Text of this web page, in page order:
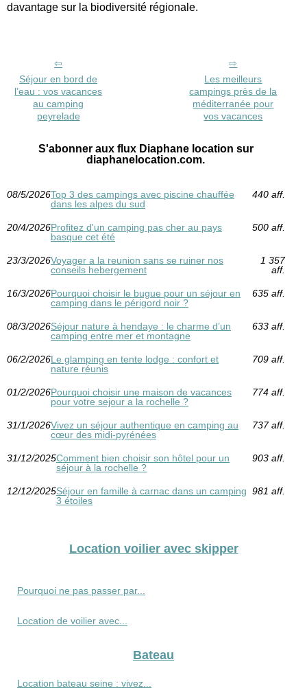
davantage sur la biodiversité régionale.
Séjour en bord de
l’eau : vos vacances
au camping
peyrelade
Les meilleurs
campings près de la
méditerranée pour
vos vacances
S'abonner aux flux Diaphane location sur
diaphanelocation.com.
08/5/2026Top 3 des campings avec piscine chauffée
dans les alpes du sud
440 aff.
20/4/2026Profitez d'un camping pas cher au pays
basque cet été
500 aff.
23/3/2026Voyager a la reunion sans se ruiner nos
conseils hebergement
1 357
aff.
16/3/2026Pourquoi choisir le bugue pour un séjour en
camping dans le périgord noir ?
635 aff.
08/3/2026Séjour nature à hendaye : le charme d’un
camping entre mer et montagne
633 aff.
06/2/2026Le glamping en tente lodge : confort et
nature réunis
709 aff.
01/2/2026Pourquoi choisir une maison de vacances
pour votre sejour a la rochelle ?
774 aff.
31/1/2026Vivez un séjour authentique en camping au
cœur des midi-pyrénées
737 aff.
31/12/2025Comment bien choisir son hôtel pour un
séjour à la rochelle ?
903 aff.
12/12/2025Séjour en famille à carnac dans un camping
3 étoiles
981 aff.
Location voilier avec skipper
Pourquoi ne pas passer par...
Location de voilier avec...
Bateau
Location bateau seine : vivez...